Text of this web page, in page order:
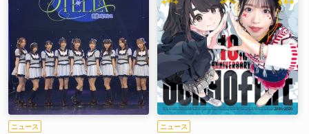
ニュース ニュース